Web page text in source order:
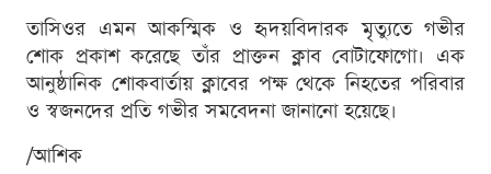
তাসিওর এমন আকস্মিক ও হৃদয়বিদারক মৃত্যুতে গভীর
শোক প্রকাশ করেছে তাঁর প্রাক্তন ক্লাব বোটাফোগো। এক
আনুষ্ঠানিক শোকবার্তায় ক্লাবের পক্ষ থেকে নিহতের পরিবার
ও স্বজনদের প্রতি গভীর সমবেদনা জানানো হয়েছে।
/আশিক